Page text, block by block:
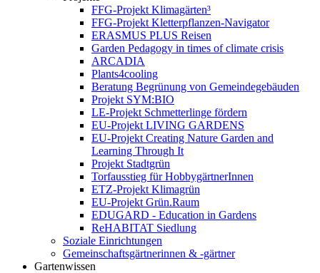
FFG-Projekt Klimagärten³
FFG-Projekt Kletterpflanzen-Navigator
ERASMUS PLUS Reisen
Garden Pedagogy in times of climate crisis
ARCADIA
Plants4cooling
Beratung Begrünung von Gemeindegebäuden
Projekt SYM:BIO
LE-Projekt Schmetterlinge fördern
EU-Projekt LIVING GARDENS
EU-Projekt Creating Nature Garden and
Learning Through It
Projekt Stadtgrün
Torfausstieg für HobbygärtnerInnen
ETZ-Projekt Klimagrün
EU-Projekt Grün.Raum
EDUGARD - Education in Gardens
ReHABITAT Siedlung
Soziale Einrichtungen
Gemeinschaftsgärtnerinnen & -gärtner
Gartenwissen